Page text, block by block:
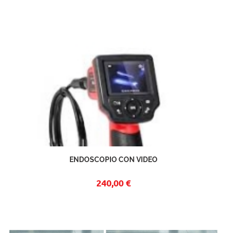
ENDOSCOPIO CON VIDEO
240,00 €